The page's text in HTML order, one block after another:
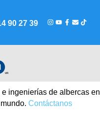
90 27 39
e ingenierías de albercas en
Contáctanos